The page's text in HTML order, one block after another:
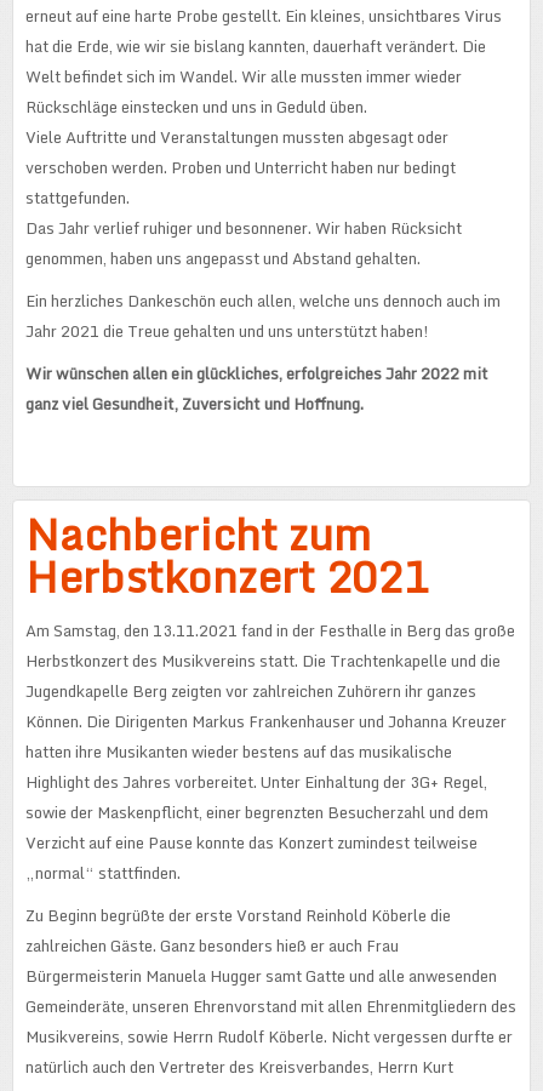
erneut auf eine harte Probe gestellt. Ein kleines, unsichtbares Virus
hat die Erde, wie wir sie bislang kannten, dauerhaft verändert. Die
Welt befindet sich im Wandel. Wir alle mussten immer wieder
Rückschläge einstecken und uns in Geduld üben.
Viele Auftritte und Veranstaltungen mussten abgesagt oder
verschoben werden. Proben und Unterricht haben nur bedingt
stattgefunden.
Das Jahr verlief ruhiger und besonnener. Wir haben Rücksicht
genommen, haben uns angepasst und Abstand gehalten.
Ein herzliches Dankeschön euch allen, welche uns dennoch auch im
Jahr 2021 die Treue gehalten und uns unterstützt haben!
Wir wünschen allen ein glückliches, erfolgreiches Jahr 2022 mit
ganz viel Gesundheit, Zuversicht und Hoffnung.
Nachbericht zum
Herbstkonzert 2021
Am Samstag, den 13.11.2021 fand in der Festhalle in Berg das große
Herbstkonzert des Musikvereins statt. Die Trachtenkapelle und die
Jugendkapelle Berg zeigten vor zahlreichen Zuhörern ihr ganzes
Können. Die Dirigenten Markus Frankenhauser und Johanna Kreuzer
hatten ihre Musikanten wieder bestens auf das musikalische
Highlight des Jahres vorbereitet. Unter Einhaltung der 3G+ Regel,
sowie der Maskenpflicht, einer begrenzten Besucherzahl und dem
Verzicht auf eine Pause konnte das Konzert zumindest teilweise
„normal“ stattfinden.
Zu Beginn begrüßte der erste Vorstand Reinhold Köberle die
zahlreichen Gäste. Ganz besonders hieß er auch Frau
Bürgermeisterin Manuela Hugger samt Gatte und alle anwesenden
Gemeinderäte, unseren Ehrenvorstand mit allen Ehrenmitgliedern des
Musikvereins, sowie Herrn Rudolf Köberle. Nicht vergessen durfte er
natürlich auch den Vertreter des Kreisverbandes, Herrn Kurt